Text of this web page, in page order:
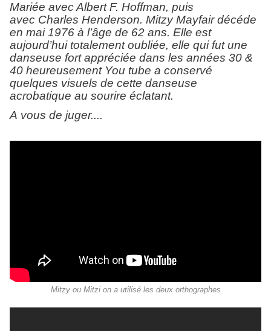
Mariée avec Albert F. Hoffman, puis
avec Charles Henderson. Mitzy Mayfair décéde
en mai 1976 à l’âge de 62 ans. Elle est
aujourd’hui totalement oubliée, elle qui fut une
danseuse fort appréciée dans les années 30 &
40 heureusement You tube a conservé
quelques visuels de cette danseuse
acrobatique au sourire éclatant.
A vous de juger....
Mitzy ou Mitzi on a utilisé les deux orthographes